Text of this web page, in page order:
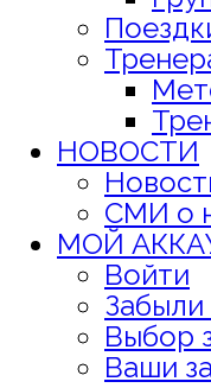
НОВОСТИ
СМИ о
МОЙ
Войти
Забыли
Выбор
Ваши